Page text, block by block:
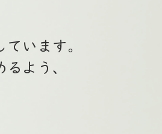
機能発揮対
います。
よう、